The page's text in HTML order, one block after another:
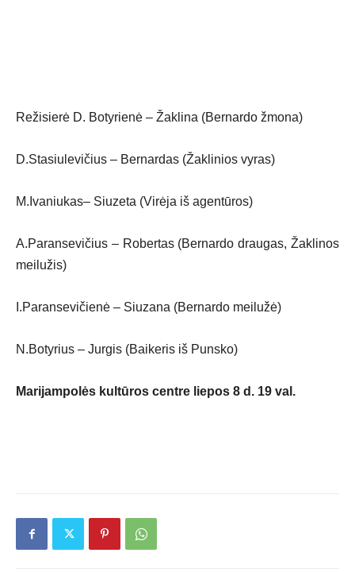
Režisierė D. Botyrienė – Žaklina (Bernardo žmona)
D.Stasiulevičius – Bernardas (Žaklinios vyras)
M.Ivaniukas– Siuzeta (Virėja iš agentūros)
A.Paransevičius – Robertas (Bernardo draugas, Žaklinos
meilužis)
I.Paransevičienė – Siuzana (Bernardo meilužė)
N.Botyrius – Jurgis (Baikeris iš Punsko)
Marijampolės kultūros centre liepos 8 d. 19 val.